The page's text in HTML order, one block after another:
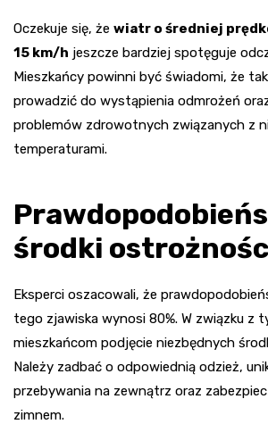
Oczekuje się, że wiatr o średniej
15 km/h jeszcze bardziej spotęguje
Mieszkańcy powinni być świadomi, że
prowadzić do wystąpienia odmrożeń
problemów zdrowotnych związanych z
temperaturami.
środki
Eksperci oszacowali, że
tego zjawiska wynosi 80%. W związku z
mieszkańcom podjęcie niezbędnych
Należy zadbać o odpowiednią odzież,
przebywania na zewnątrz oraz
zimnem.